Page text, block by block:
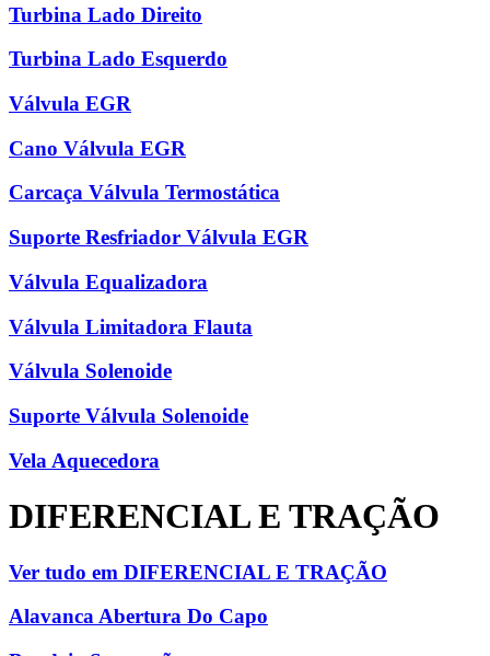
Turbina Lado Direito
Turbina Lado Esquerdo
Válvula EGR
Cano Válvula EGR
Carcaça Válvula Termostática
Suporte Resfriador Válvula EGR
Válvula Equalizadora
Válvula Limitadora Flauta
Válvula Solenoide
Suporte Válvula Solenoide
Vela Aquecedora
DIFERENCIAL E TRAÇÃO
Ver tudo em DIFERENCIAL E TRAÇÃO
Alavanca Abertura Do Capo